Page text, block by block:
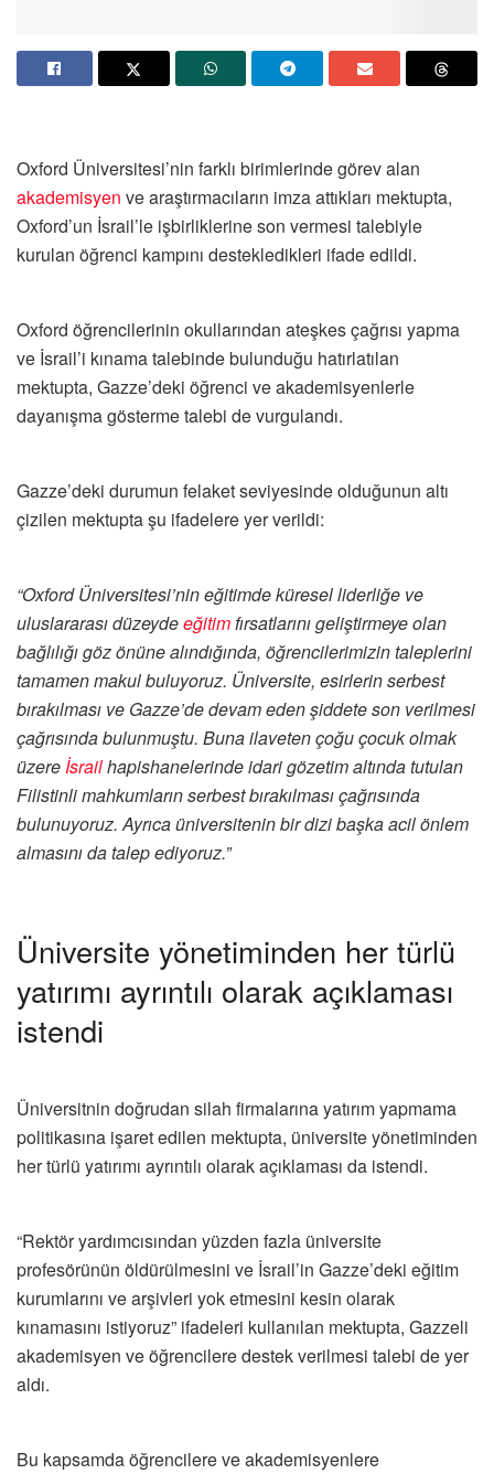
Oxford Üniversitesi’nin farklı birimlerinde görev alan
akademisyen ve araştırmacıların imza attıkları mektupta,
Oxford’un İsrail’le işbirliklerine son vermesi talebiyle
kurulan öğrenci kampını destekledikleri ifade edildi.
Oxford öğrencilerinin okullarından ateşkes çağrısı yapma
ve İsrail’i kınama talebinde bulunduğu hatırlatılan
mektupta, Gazze’deki öğrenci ve akademisyenlerle
dayanışma gösterme talebi de vurgulandı.
Gazze’deki durumun felaket seviyesinde olduğunun altı
çizilen mektupta şu ifadelere yer verildi:
“Oxford Üniversitesi’nin eğitimde küresel liderliğe ve
uluslararası düzeydeeğitimfırsatlarını geliştirmeye olan
bağlılığı göz önüne alındığında, öğrencilerimizin taleplerini
tamamen makul buluyoruz. Üniversite, esirlerin serbest
bırakılması ve Gazze’de devam eden şiddete son verilmesi
çağrısında bulunmuştu. Buna ilaveten çoğu çocuk olmak
üzereİsrailhapishanelerinde idari gözetim altında tutulan
Filistinli mahkumların serbest bırakılması çağrısında
bulunuyoruz. Ayrıca üniversitenin bir dizi başka acil önlem
almasını da talep ediyoruz.”
Üniversite yönetiminden her türlü
yatırımı ayrıntılı olarak açıklaması
istendi
Üniversitnin doğrudan silah firmalarına yatırım yapmama
politikasına işaret edilen mektupta, üniversite yönetiminden
her türlü yatırımı ayrıntılı olarak açıklaması da istendi.
“Rektör yardımcısından yüzden fazla üniversite
profesörünün öldürülmesini ve İsrail’in Gazze’deki eğitim
kurumlarını ve arşivleri yok etmesini kesin olarak
kınamasını istiyoruz” ifadeleri kullanılan mektupta, Gazzeli
akademisyen ve öğrencilere destek verilmesi talebi de yer
aldı.
Bu kapsamda öğrencilere ve akademisyenlere